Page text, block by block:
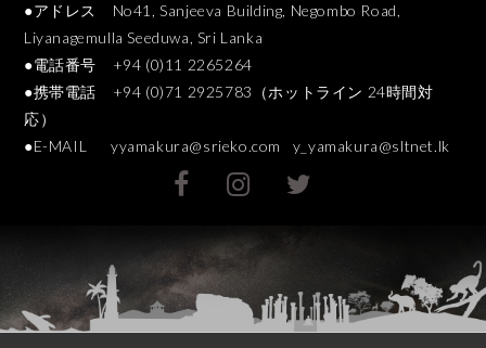
●アドレス No41, Sanjeeva Building, Negombo Road,
Liyanagemulla Seeduwa, Sri Lanka
●電話番号 +94 (0)11 2265264
●携帯電話 +94 (0)71 2925783（ホットライン 24時間対
応）
●E-MAIL yyamakura@srieko.com y_yamakura@sltnet.lk